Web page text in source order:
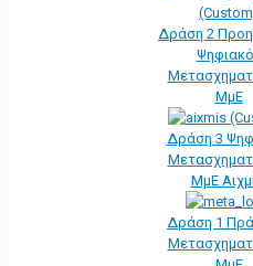
Δράση 2
ΜμΕ
Δράση 3
ΜμΕ
Δράση 1